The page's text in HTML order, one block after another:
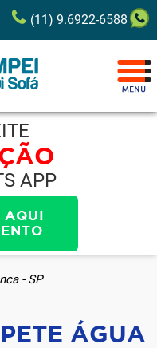
(11) 9.6922-6588
APP
AQUI
- SP
ÁGUA